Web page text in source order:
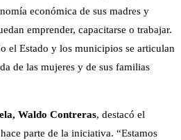
económica de sus madres y
emprender, capacitarse o trabajar.
el Estado y los municipios se articulan
de las mujeres y de sus familias
Waldo Contreras, destacó el
parte de la iniciativa. “Estamos